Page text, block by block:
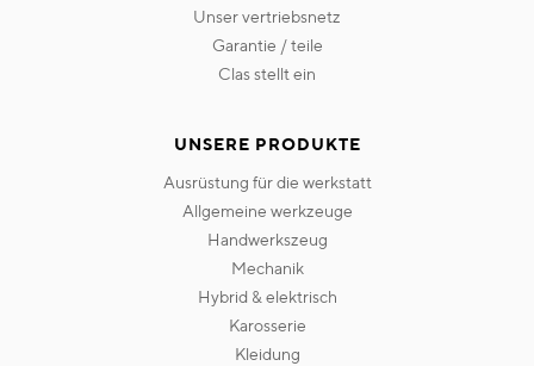
unser vertriebsnetz
garantie / teile
clas stellt ein
UNSERE PRODUKTE
ausrüstung für die werkstatt
allgemeine werkzeuge
handwerkszeug
mechanik
hybrid & elektrisch
karosserie
kleidung